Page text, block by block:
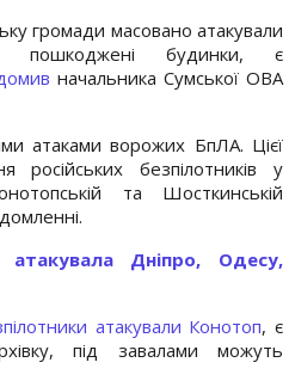
громади масовано атакували
пошкоджені будинки, є
начальника Сумської ОВА
атаками ворожих БпЛА. Цієї
російських безпілотників у
та Шосткинській
атакувала Дніпро, Одесу,
атакували Конотоп, є
під завалами можуть